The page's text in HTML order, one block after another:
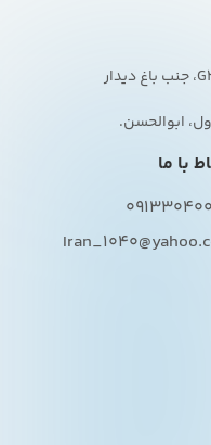
ابوالحسن.
با ما